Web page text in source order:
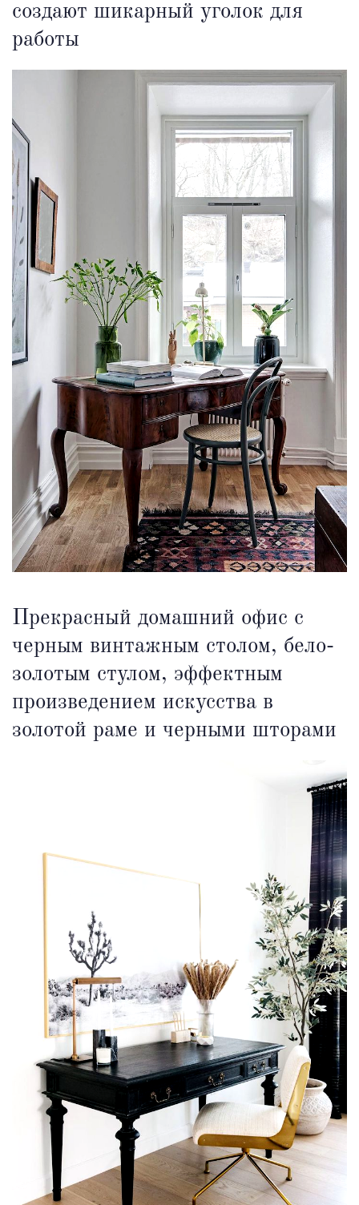
создают шикарный уголок для
работы
Прекрасный домашний офис с
черным винтажным столом, бело-
золотым стулом, эффектным
произведением искусства в
золотой раме и черными шторами